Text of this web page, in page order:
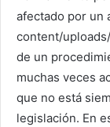
afectado por un
content/
de un
muchas veces
que no está
legislación. En